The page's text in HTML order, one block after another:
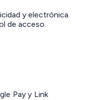
y electrónica.
de acceso.
Pay y Link